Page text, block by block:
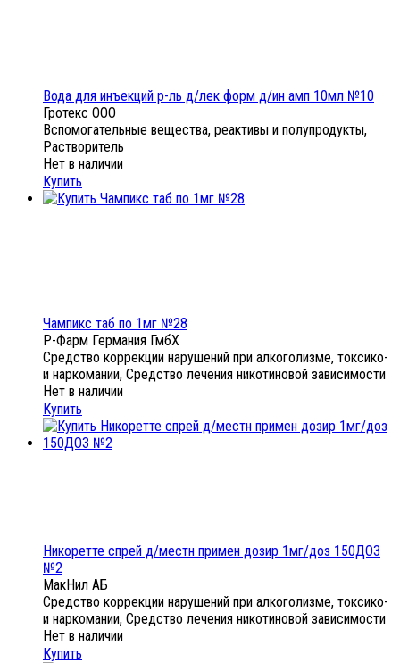
Вода для инъекций р-ль д/лек форм д/ин амп 10мл №10
Гротекс ООО
Вспомогательные вещества, реактивы и полупродукты,
Растворитель
Нет в наличии
Купить
Чампикс таб по 1мг №28
Р-Фарм Германия ГмбХ
Средство коррекции нарушений при алкоголизме, токсико-
и наркомании, Средство лечения никотиновой зависимости
Нет в наличии
Купить
Никоретте спрей д/местн примен дозир 1мг/доз 150ДОЗ
№2
МакНил АБ
Средство коррекции нарушений при алкоголизме, токсико-
и наркомании, Средство лечения никотиновой зависимости
Нет в наличии
Купить